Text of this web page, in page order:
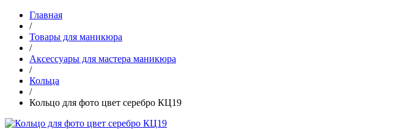
Главная
/
Товары для маникюра
/
Аксессуары для мастера маникюра
/
Кольца
/
Кольцо для фото цвет серебро КЦ19